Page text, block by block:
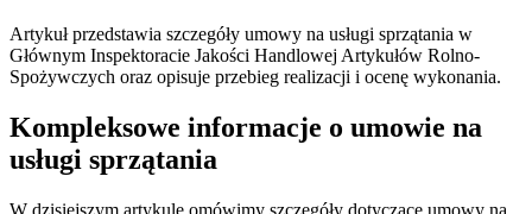
Artykuł przedstawia szczegóły umowy na usługi sprzątania w
Głównym Inspektoracie Jakości Handlowej Artykułów Rolno-
Spożywczych oraz opisuje przebieg realizacji i ocenę wykonania.
Kompleksowe informacje o umowie na
usługi sprzątania
W dzisiejszym artykule omówimy szczegóły dotyczące umowy na